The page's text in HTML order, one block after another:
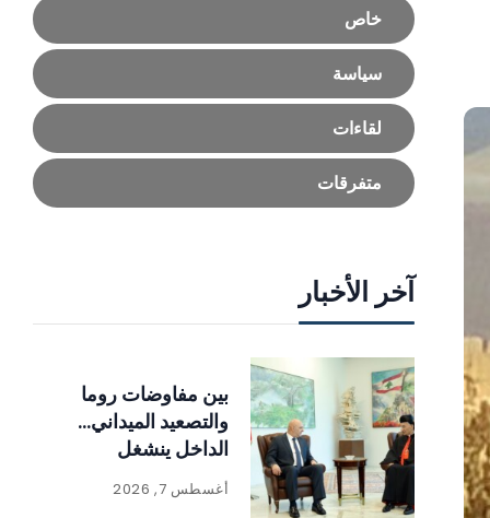
خاص
سياسة
لقاءات
متفرقات
آخر الأخبار
بين مفاوضات روما
والتصعيد الميداني…
الداخل ينشغل
بالإصلاحات
أغسطس 7, 2026